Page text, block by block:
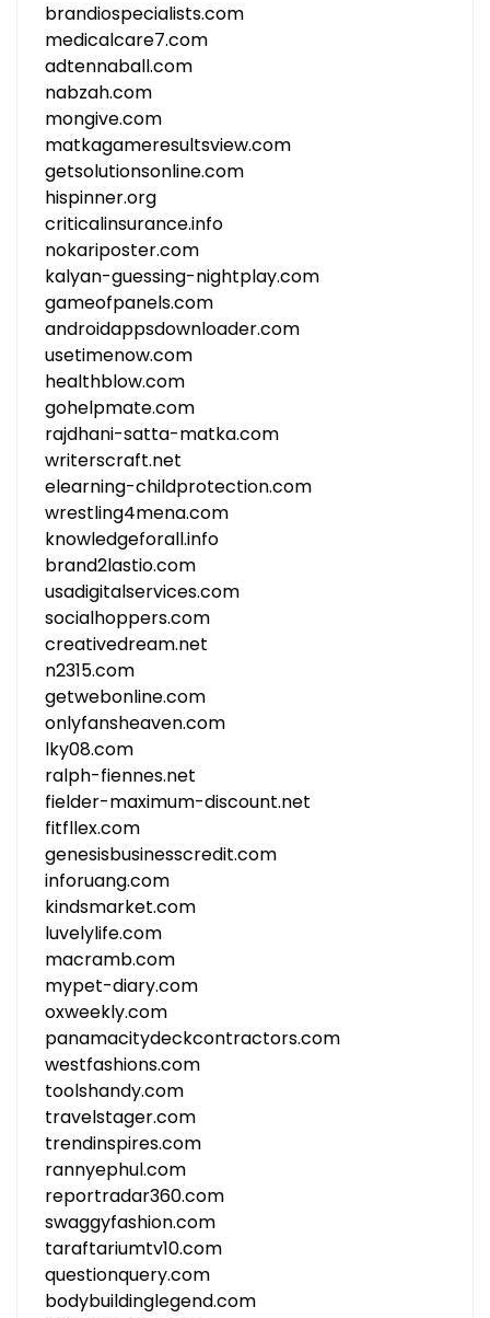
brandiospecialists.com
medicalcare7.com
adtennaball.com
nabzah.com
mongive.com
matkagameresultsview.com
getsolutionsonline.com
hispinner.org
criticalinsurance.info
nokariposter.com
kalyan-guessing-nightplay.com
gameofpanels.com
androidappsdownloader.com
usetimenow.com
healthblow.com
gohelpmate.com
rajdhani-satta-matka.com
writerscraft.net
elearning-childprotection.com
wrestling4mena.com
knowledgeforall.info
brand2lastio.com
usadigitalservices.com
socialhoppers.com
creativedream.net
n2315.com
getwebonline.com
onlyfansheaven.com
lky08.com
ralph-fiennes.net
fielder-maximum-discount.net
fitfllex.com
genesisbusinesscredit.com
inforuang.com
kindsmarket.com
luvelylife.com
macramb.com
mypet-diary.com
oxweekly.com
panamacitydeckcontractors.com
westfashions.com
toolshandy.com
travelstager.com
trendinspires.com
rannyephul.com
reportradar360.com
swaggyfashion.com
taraftariumtv10.com
questionquery.com
bodybuildinglegend.com